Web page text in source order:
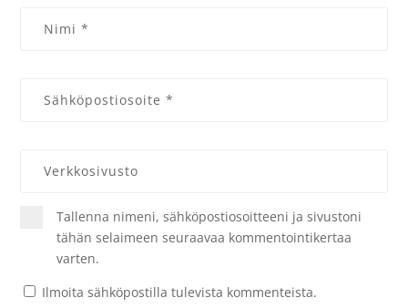
Tallenna nimeni, sähköpostiosoitteeni ja sivustoni
tähän selaimeen seuraavaa kommentointikertaa
varten.
Ilmoita sähköpostilla tulevista kommenteista.